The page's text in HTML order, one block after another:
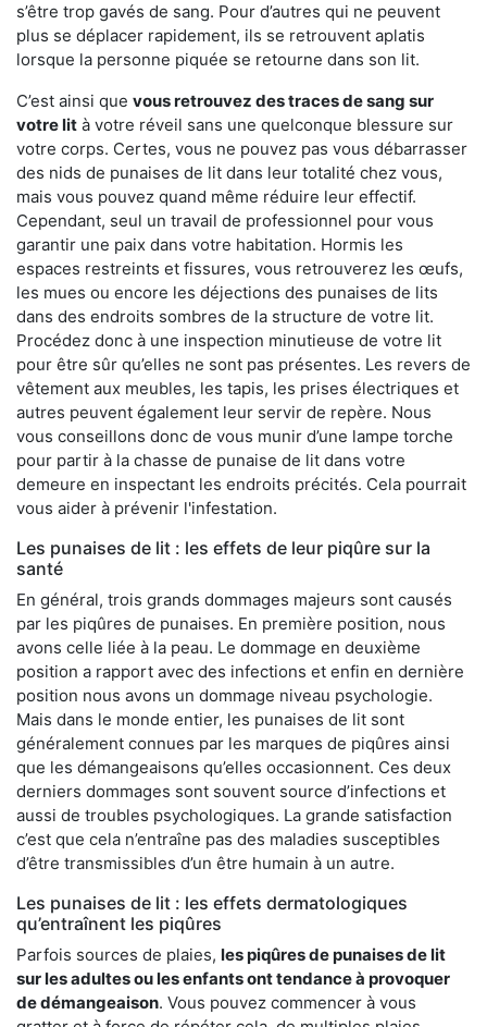
s’être trop gavés de sang. Pour d’autres qui ne peuvent
plus se déplacer rapidement, ils se retrouvent aplatis
lorsque la personne piquée se retourne dans son lit.
C’est ainsi que vous retrouvez des traces de sang sur
votre lit à votre réveil sans une quelconque blessure sur
votre corps. Certes, vous ne pouvez pas vous débarrasser
des nids de punaises de lit dans leur totalité chez vous,
mais vous pouvez quand même réduire leur effectif.
Cependant, seul un travail de professionnel pour vous
garantir une paix dans votre habitation. Hormis les
espaces restreints et fissures, vous retrouverez les œufs,
les mues ou encore les déjections des punaises de lits
dans des endroits sombres de la structure de votre lit.
Procédez donc à une inspection minutieuse de votre lit
pour être sûr qu’elles ne sont pas présentes. Les revers de
vêtement aux meubles, les tapis, les prises électriques et
autres peuvent également leur servir de repère. Nous
vous conseillons donc de vous munir d’une lampe torche
pour partir à la chasse de punaise de lit dans votre
demeure en inspectant les endroits précités. Cela pourrait
vous aider à prévenir l'infestation.
Les punaises de lit : les effets de leur piqûre sur la
santé
En général, trois grands dommages majeurs sont causés
par les piqûres de punaises. En première position, nous
avons celle liée à la peau. Le dommage en deuxième
position a rapport avec des infections et enfin en dernière
position nous avons un dommage niveau psychologie.
Mais dans le monde entier, les punaises de lit sont
généralement connues par les marques de piqûres ainsi
que les démangeaisons qu’elles occasionnent. Ces deux
derniers dommages sont souvent source d’infections et
aussi de troubles psychologiques. La grande satisfaction
c’est que cela n’entraîne pas des maladies susceptibles
d’être transmissibles d’un être humain à un autre.
Les punaises de lit : les effets dermatologiques
qu’entraînent les piqûres
Parfois sources de plaies, les piqûres de punaises de lit
sur les adultes ou les enfants ont tendance à provoquer
de démangeaison. Vous pouvez commencer à vous